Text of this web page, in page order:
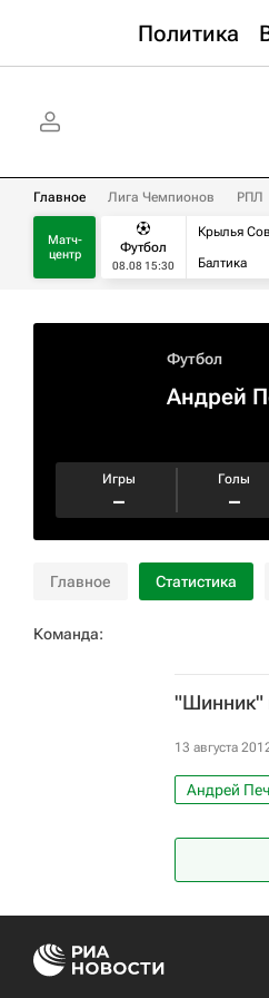
Политика
Главное Лига Чемпионов РПЛ
Матч-
центр
Футбол
08.08 15:30
Крылья
Балтика
Футбол
Андрей
Игры
–
Голы
–
Главное Статистика
Команда:
"Шинник"
13 августа
Андрей